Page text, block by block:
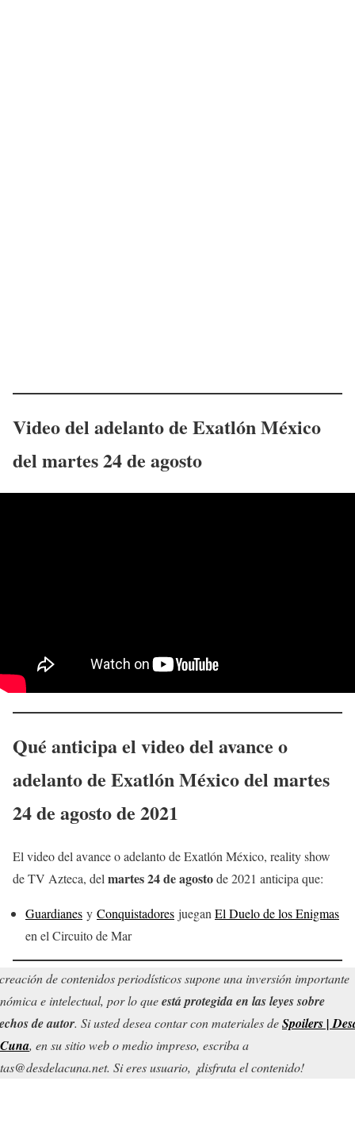
Video del adelanto de Exatlón México
del martes 24 de agosto
Qué anticipa el video del avance o
adelanto de Exatlón México del martes
24de agostode 2021
El video del avance o adelanto de Exatlón México, reality show
de TV Azteca, del martes 24de agostode 2021 anticipa que:
Guardianes y Conquistadores juegan El Duelo de los Enigmas
en el Circuito de Mar
de contenidos periodísticos supone una inversión importante
e intelectual, por lo queestá protegida en las leyes sobre
de autor. Si usted desea contar con materiales deSpoilers |
, en su sitio web o medio impreso, escriba a
Si eres usuario, ¡disfruta el contenido!